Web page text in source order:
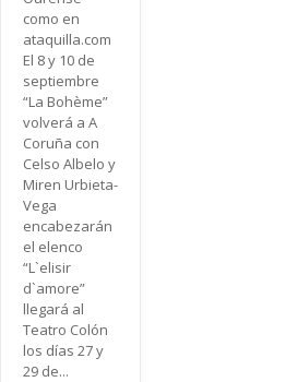
como en
ataquilla.com
El 8 y 10 de
septiembre
“La Bohème”
volverá a A
Coruña con
Celso Albelo y
Miren Urbieta-
Vega
encabezarán
el elenco
“L`elisir
d`amore”
llegará al
Teatro Colón
los días 27 y
29 de...